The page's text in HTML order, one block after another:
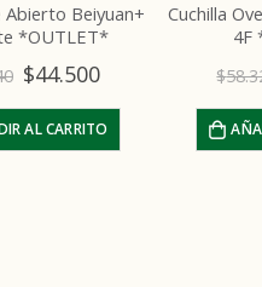
Abierto Beiyuan+
*OUTLET*
$44.500
AL CARRITO
Cuchilla
4F
$